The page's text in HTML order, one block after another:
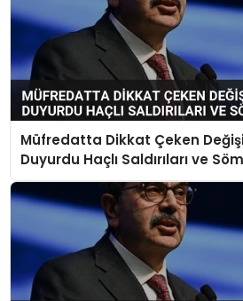
Müfredatta Dikkat Çeken
Duyurdu Haçlı Saldırıları ve